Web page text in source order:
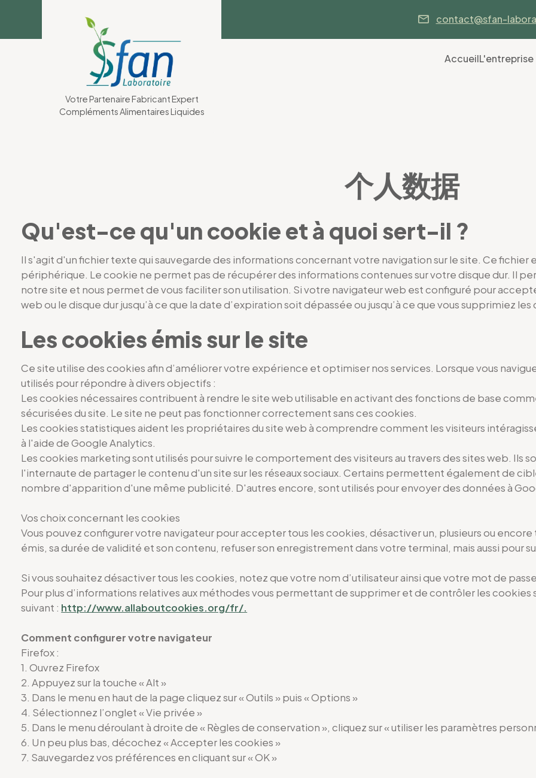
Votre Partenaire Fabricant Expert
Compléments Alimentaires Liquides
contact@sfan-
AccueilL'entreprise
个人数据
Qu'est-ce qu'un cookie et à quoi sert-il ?
Il s'agit d'un fichier texte qui sauvegarde des informations concernant votre navigation sur le site. Ce
périphérique. Le cookie ne permet pas de récupérer des informations contenues sur votre disque dur. Il
notre site et nous permet de vous faciliter son utilisation. Si votre navigateur web est configuré pour
web ou le disque dur jusqu’à ce que la date d’expiration soit dépassée ou jusqu’à ce que vous supprimiez
Les cookies émis sur le site
Ce site utilise des cookies afin d’améliorer votre expérience et optimiser nos services. Lorsque vous
utilisés pour répondre à divers objectifs :
Les cookies nécessaires contribuent à rendre le site web utilisable en activant des fonctions de base
sécurisées du site. Le site ne peut pas fonctionner correctement sans ces cookies.
Les cookies statistiques aident les propriétaires du site web à comprendre comment les visiteurs
à l'aide de Google Analytics.
Les cookies marketing sont utilisés pour suivre le comportement des visiteurs au travers des sites web. Ils
l'internaute de partager le contenu d'un site sur les réseaux sociaux. Certains permettent également de
nombre d'apparition d'une même publicité. D'autres encore, sont utilisés pour envoyer des données à
Vos choix concernant les cookies
Vous pouvez configurer votre navigateur pour accepter tous les cookies, désactiver un, plusieurs ou
émis, sa durée de validité et son contenu, refuser son enregistrement dans votre terminal, mais aussi pour
Si vous souhaitez désactiver tous les cookies, notez que votre nom d’utilisateur ainsi que votre mot de
Pour plus d’informations relatives aux méthodes vous permettant de supprimer et de contrôler les
suivant : http://www.allaboutcookies.org/fr/.
Comment configurer votre navigateur
Firefox :
1. Ouvrez Firefox
2. Appuyez sur la touche « Alt »
3. Dans le menu en haut de la page cliquez sur « Outils » puis « Options »
4. Sélectionnez l’onglet « Vie privée »
5. Dans le menu déroulant à droite de « Règles de conservation », cliquez sur « utiliser les paramètres
6. Un peu plus bas, décochez « Accepter les cookies »
7. Sauvegardez vos préférences en cliquant sur « OK »